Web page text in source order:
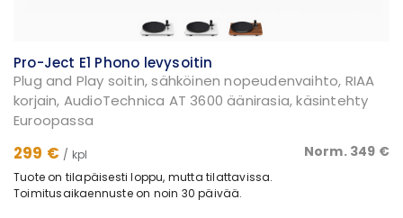
Pro-Ject E1 Phono levysoitin
Plug and Play soitin, sähköinen nopeudenvaihto, RIAA
korjain, AudioTechnica AT 3600 äänirasia, käsintehty
Euroopassa
299 € Norm. 349 €
/ kpl
Tuote on tilapäisesti loppu, mutta tilattavissa.
Toimitusaikaennuste on noin 30 päivää.